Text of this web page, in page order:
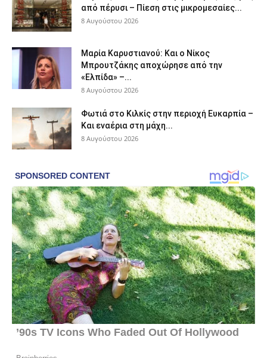
από πέρυσι – Πίεση στις μικρομεσαίες...
8 Αυγούστου 2026
Μαρία Καρυστιανού: Και ο Νίκος
Μπρουτζάκης αποχώρησε από την
«Ελπίδα» –...
8 Αυγούστου 2026
Φωτιά στο Κιλκίς στην περιοχή Ευκαρπία –
Και εναέρια στη μάχη...
8 Αυγούστου 2026